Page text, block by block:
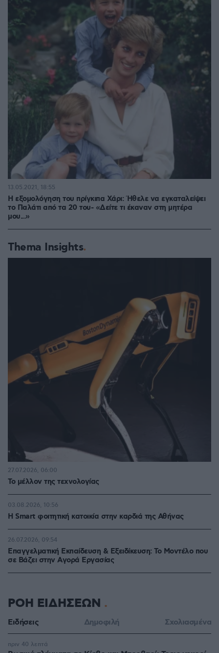
Η εξομολόγηση του πρίγκιπα Χάρι: Ήθελε να εγκαταλείψει
το Παλάτι από τα 20 του- «Δείτε τι έκαναν στη μητέρα
μου...»
13.05.2021, 18:55
Thema Insights
Το μέλλον της τεχνολογίας
27.07.2026, 06:00
Η Smart φοιτητική κατοικία στην καρδιά της Αθήνας
03.08.2026, 10:56
Επαγγελματική Εκπαίδευση & Εξειδίκευση: Το Mοντέλο που
σε Bάζει στην Aγορά Eργασίας
26.07.2026, 09:54
ΡΟΗ ΕΙΔΗΣΕΩΝ
Ειδήσεις Δημοφιλή Σχολιασμένα
πριν 40 λεπτά